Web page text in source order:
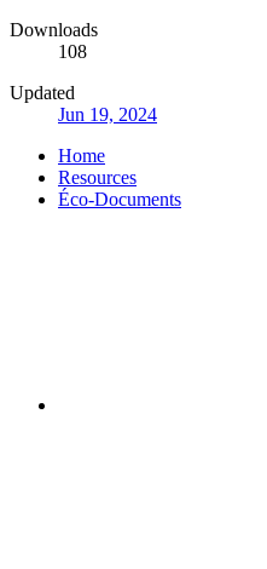
Downloads
108
Updated
Jun 19, 2024
Home
Resources
Éco-Documents